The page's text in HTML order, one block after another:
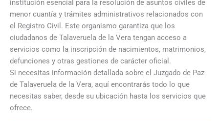
institución esencial para la resolución de asuntos civiles de
menor cuantía y trámites administrativos relacionados con
el Registro Civil. Este organismo garantiza que los
ciudadanos de Talaveruela de la Vera tengan acceso a
servicios como la inscripción de nacimientos, matrimonios,
defunciones y otras gestiones de carácter oficial.
Si necesitas información detallada sobre el Juzgado de Paz
de Talaveruela de la Vera, aquí encontrarás todo lo que
necesitas saber, desde su ubicación hasta los servicios que
ofrece.